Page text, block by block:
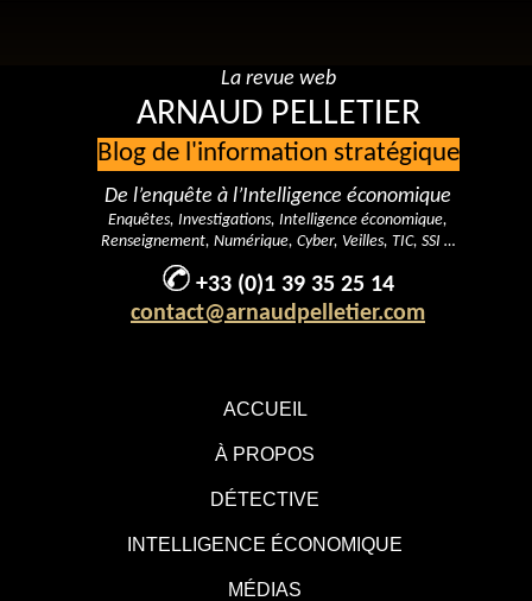
ACCUEIL
À PROPOS
DÉTECTIVE
INTELLIGENCE ÉCONOMIQUE
MÉDIAS
La revue web
ARNAUD PELLETIER
Blog de l'information stratégique
De l’enquête à l’Intelligence économique
Enquêtes, Investigations, Intelligence économique,
Renseignement, Numérique, Cyber, Veilles, TIC, SSI …
+33 (0)1 39 35 25 14
contact@arnaudpelletier.com